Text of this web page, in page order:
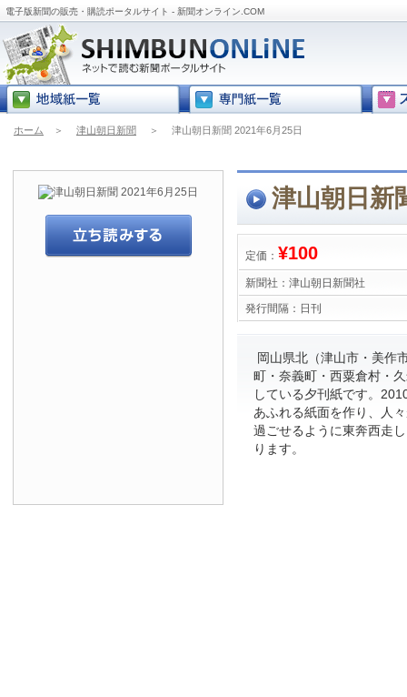
電子版新聞の販売・購読ポータルサイト - 新聞オンライン.COM
ホーム ＞ 津山朝日新聞 ＞ 津山朝日新聞 2021年6月25日
津山朝日新
定価： ¥100
新聞社： 津山朝日新聞社
発行間隔： 日刊
岡山県北（津山市・美作
町・奈義町・西粟倉村・
している夕刊紙です。
あふれる紙面を作り、人
過ごせるように東奔西走
ります。